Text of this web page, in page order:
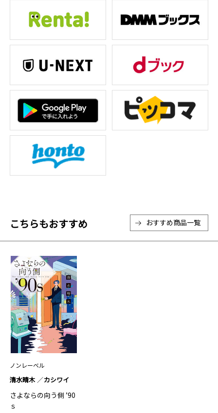
こちらもおすすめ おすすめ商品一覧
ノンレーベル
清水晴木 カシワイ
さよならの向う側 ’90
ｓ